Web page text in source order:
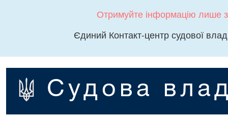
Отримуйте інформацію лише
Єдиний Контакт-центр судової
Судова